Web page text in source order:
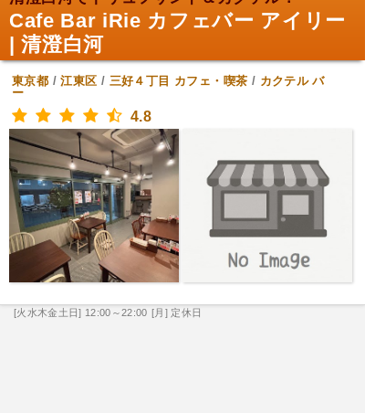
Cafe Bar iRie カフェバー アイリー
| 清澄白河
東京都 /江東区 / 三好４丁目 カフェ・喫茶 / カクテル バ
ー
4.8
[火水木金土日] 12:00～22:00 [月] 定休日